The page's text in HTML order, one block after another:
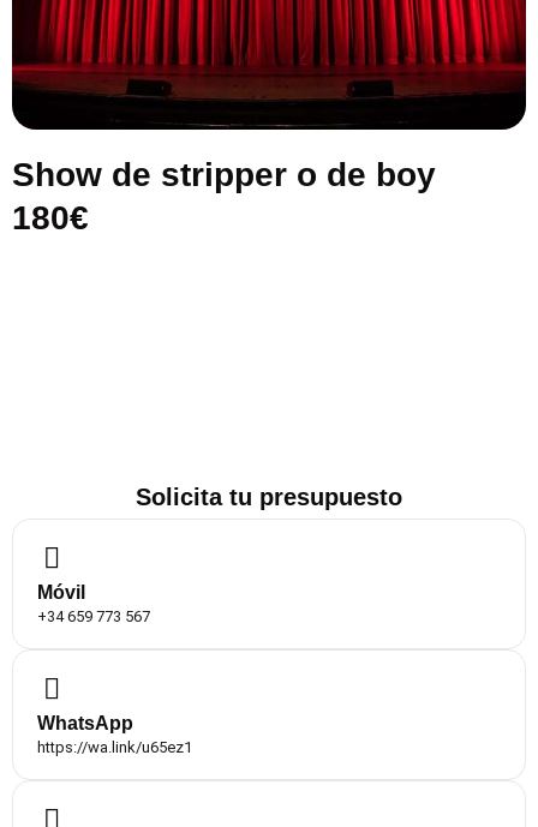
Show de stripper o de boy
180€
Solicita tu presupuesto
Móvil
+34 659 773 567
WhatsApp
https://wa.link/u65ez1